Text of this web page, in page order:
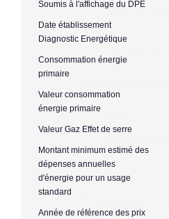
Soumis à l'affichage du DPE
Date établissement
Diagnostic Energétique
Consommation énergie
primaire
Valeur consommation
énergie primaire
Valeur Gaz Effet de serre
Montant minimum estimé des
dépenses annuelles
d'énergie pour un usage
standard
Année de référence des prix